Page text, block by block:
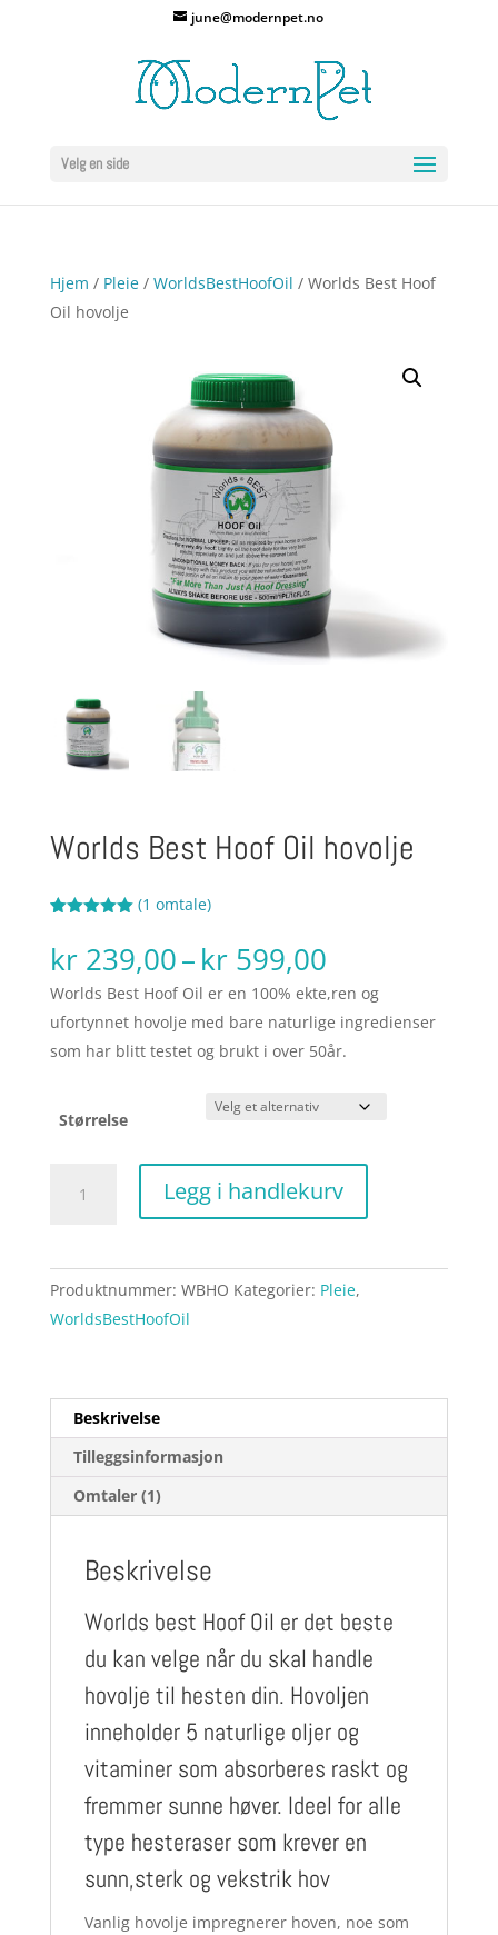
june@modernpet.no
Velg en side
Hjem / Pleie/ WorldsBestHoofOil / Worlds Best Hoof
Oil hovolje
Worlds Best Hoof Oil hovolje
basert på
kundevurderi
ng
(1 omtale)
kr239,00–kr599,00Prisområde:
kr 239,00
til
kr 599,00
Worlds Best Hoof Oil er en 100% ekte,ren og
ufortynnet hovolje med bare naturlige ingredienser
som har blitt testet og brukt i over 50år.
Størrelse
Oil
hovolje
antall
Legg i handlekurv
Produktnummer: WBHO Kategorier: Pleie,
WorldsBestHoofOil
Beskrivelse
Tilleggsinformasjon
Omtaler (1)
Beskrivelse
Worlds best Hoof Oil er det beste
du kan velge når du skal handle
hovolje til hesten din. Hovoljen
inneholder 5 naturlige oljer og
vitaminer som absorberes raskt og
fremmer sunne høver. Ideel for alle
type hesteraser som krever en
sunn,sterk og vekstrik hov
Vanlig hovolje impregnerer hoven, noe som